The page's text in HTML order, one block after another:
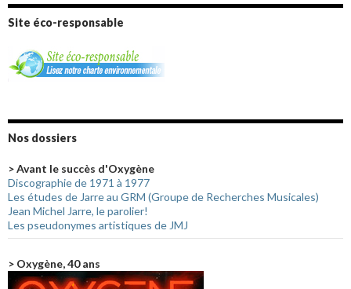
Site éco-responsable
Nos dossiers
> Avant le succès d'Oxygène
Discographie de 1971 à 1977
Les études de Jarre au GRM (Groupe de Recherches Musicales)
Jean Michel Jarre, le parolier!
Les pseudonymes artistiques de JMJ
> Oxygène, 40 ans